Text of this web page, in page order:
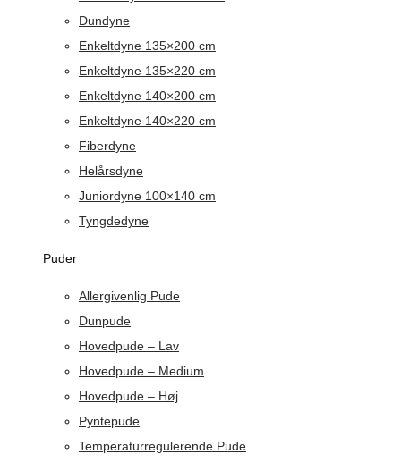
Dundyne
Enkeltdyne 135×200 cm
Enkeltdyne 135×220 cm
Enkeltdyne 140×200 cm
Enkeltdyne 140×220 cm
Fiberdyne
Helårsdyne
Juniordyne 100×140 cm
Tyngdedyne
Puder
Allergivenlig Pude
Dunpude
Hovedpude – Lav
Hovedpude – Medium
Hovedpude – Høj
Pyntepude
Temperaturregulerende Pude